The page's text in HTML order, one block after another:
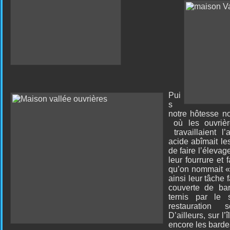
Pui
s
notre hôtesse
où les
travaillaient
acide abîmait
de faire
leur fourrure et
qu’on nommait
ainsi leur tâche
couverte de
ternis par le
restauration
D’ailleurs, sur
encore les